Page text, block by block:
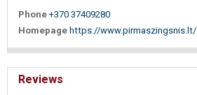
Phone +370 37409280
Homepage https://www.pirmaszingsnis.lt/
Reviews